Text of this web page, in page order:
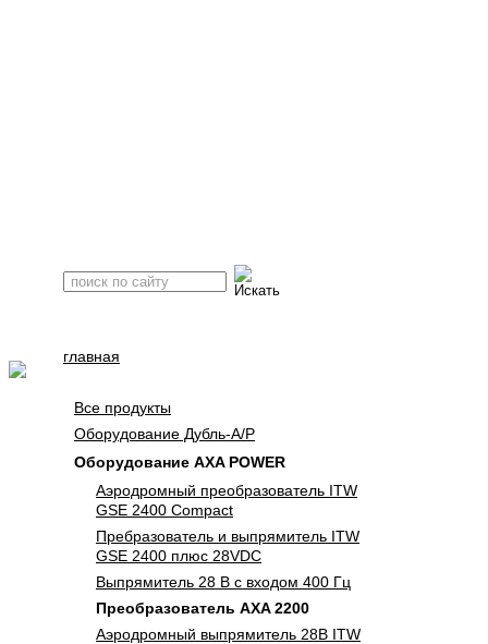
главная
Все продукты
Оборудование Дубль-А/Р
Оборудование AXA POWER
Аэродромный преобразователь ITW
GSE 2400 Compact
Пребразователь и выпрямитель ITW
GSE 2400 плюс 28VDC
Выпрямитель 28 В с входом 400 Гц
Преобразователь AXA 2200
Аэродромный выпрямитель 28В ITW